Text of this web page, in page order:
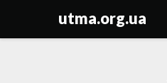
utma.org.ua